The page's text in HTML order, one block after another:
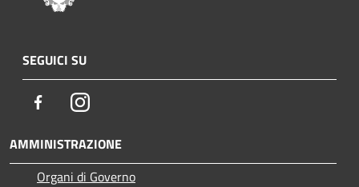
SEGUICI SU
FacebookInstagram
AMMINISTRAZIONE
Organi di Governo